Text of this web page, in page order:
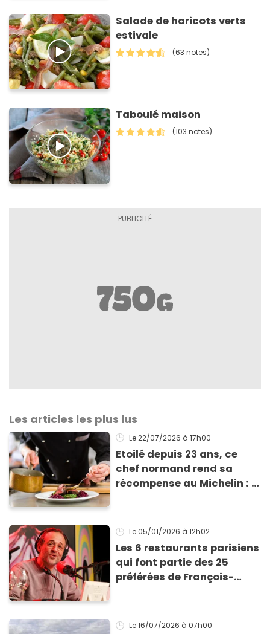
Salade de haricots verts
estivale
(63 notes)
Taboulé maison
(103 notes)
Les articles les plus lus
Le 22/07/2026 à 17h00
Etoilé depuis 23 ans, ce
chef normand rend sa
récompense au Michelin : il
Le 05/01/2026 à 12h02
Les 6 restaurants parisiens
qui font partie des 25
préférées de François-
Le 16/07/2026 à 07h00